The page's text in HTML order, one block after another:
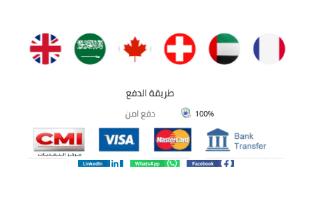
Facebook
WhatsApp
LinkedIn